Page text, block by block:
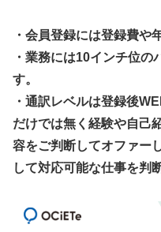
・会員登録には登録費や
・業務には10インチ位
す。
・通訳レベルは登録後
だけでは無く経験や自己
容をご判断してオファー
して対応可能な仕事を判